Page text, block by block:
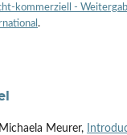
kommerziell -
.
Meurer,